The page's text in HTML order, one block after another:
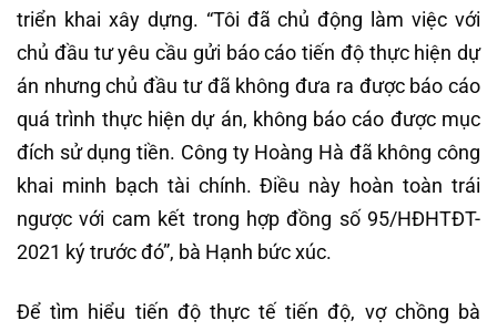
triển khai xây dựng. “Tôi đã chủ động làm việc với
chủ đầu tư yêu cầu gửi báo cáo tiến độ thực hiện dự
án nhưng chủ đầu tư đã không đưa ra được báo cáo
quá trình thực hiện dự án, không báo cáo được mục
đích sử dụng tiền. Công ty Hoàng Hà đã không công
khai minh bạch tài chính. Điều này hoàn toàn trái
ngược với cam kết trong hợp đồng số 95/HĐHTĐT-
2021 ký trước đó”, bà Hạnh bức xúc.
Để tìm hiểu tiến độ thực tế tiến độ, vợ chồng bà